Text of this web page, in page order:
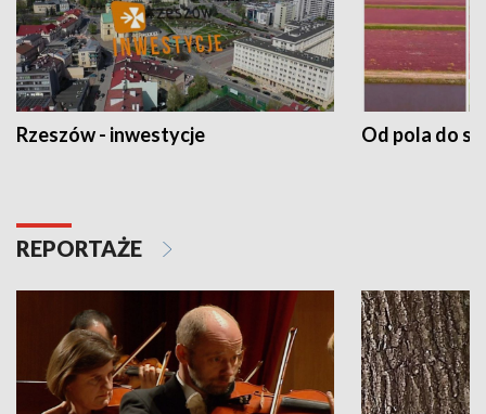
Rzeszów - inwestycje Od pola do
REPORTAŻE